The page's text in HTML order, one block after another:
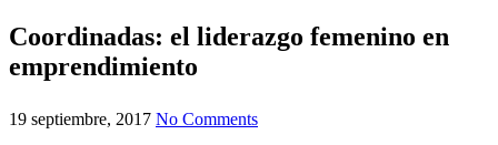
Coordinadas: el liderazgo femenino en
emprendimiento
19 septiembre, 2017 No Comments